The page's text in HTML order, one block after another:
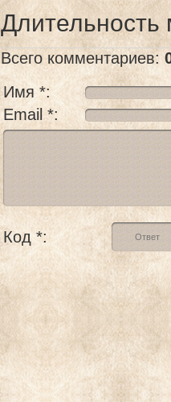
Длительность
Всего комментариев:
Имя *:
Email *:
Код *: